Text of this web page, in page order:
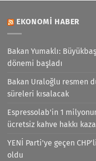
EKONOMI HABER
Bakan Yumaklı:
dönemi başladı
Bakan Uraloğlu resmen
süreleri kısalacak
Espressolab'in 1
ücretsiz kahve hakkı
YENİ Parti'ye geçen
oldu